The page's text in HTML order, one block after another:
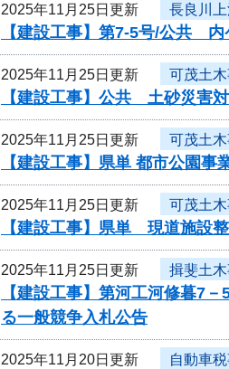
2025年11月25日更新 長良川
【建設工事】第7-5号/公共
2025年11月25日更新 可茂土
【建設工事】公共 土砂災害
2025年11月25日更新 可茂土
【建設工事】県単 都市公園
2025年11月25日更新 可茂土
【建設工事】県単 現道施設
2025年11月25日更新 揖斐土
【建設工事】第河工河修暮7
る一般競争入札公告
2025年11月20日更新 自動車